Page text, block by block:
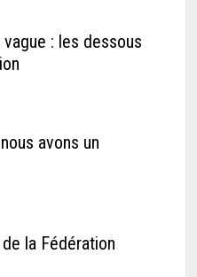
vague : les dessous
avons un
la Fédération